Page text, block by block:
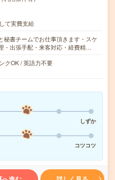
て実費支給
秘書チームでお仕事頂きます・スケ
・出張手配・来客対応・経費精…
クOK / 英語力不要
しずか
コツコツ